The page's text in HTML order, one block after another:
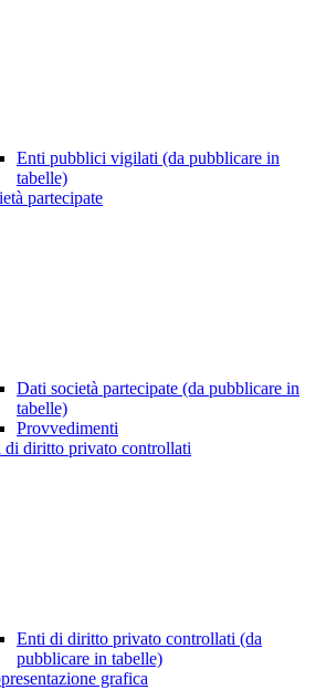
Enti pubblici vigilati (da pubblicare in
tabelle)
partecipate
Dati società partecipate (da pubblicare in
tabelle)
Provvedimenti
di diritto privato controllati
Enti di diritto privato controllati (da
pubblicare in tabelle)
grafica